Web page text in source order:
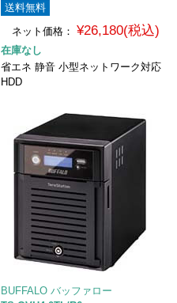
送料無料
ネット価格：
¥26,180(税込)
在庫なし
省エネ 静音 小型ネットワーク対応
HDD
BUFFALO バッファロー